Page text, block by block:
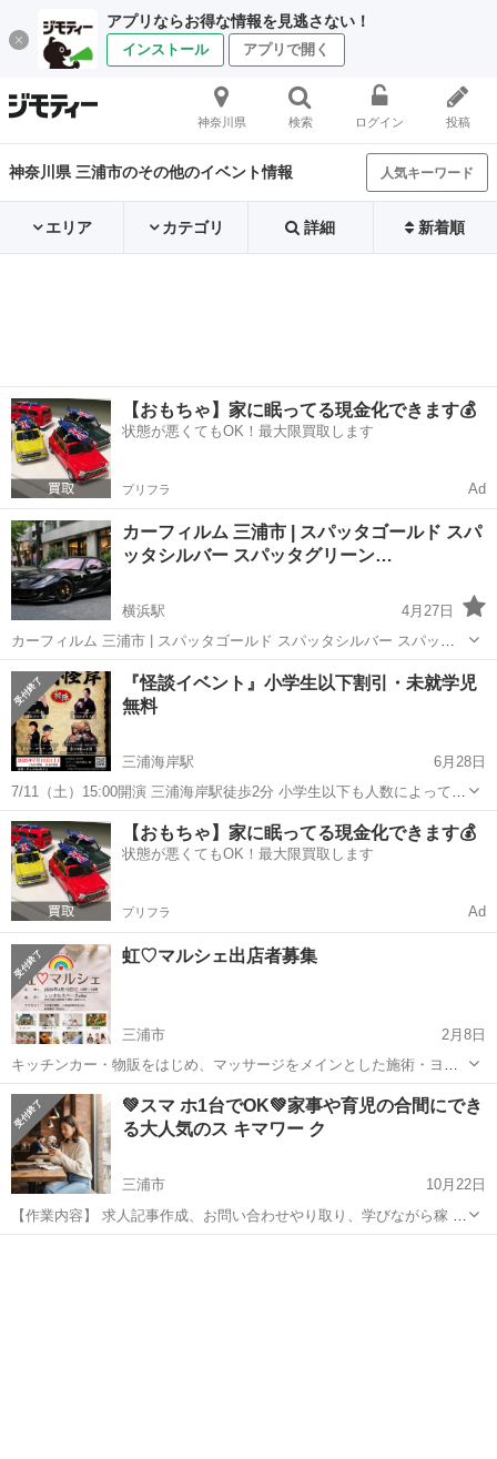
アプリならお得な情報を見逃さない！
インストール アプリで開く
神奈川県 検索 ログイン 投稿
神奈川県 三浦市のその他のイベント情報 人気キーワード
エリア カテゴリ 詳細 新着順
【おもちゃ】家に眠ってる現金化できます💰
状態が悪くてもOK！最大限買取します
プリフラ Ad
カーフィルム 三浦市 | スパッタゴールド スパ
ッタシルバー スパッタグリーン…
横浜駅
4月27日
カーフィルム 三浦市 | スパッタゴールド スパッタシルバー スパッタ
グリーン ゴーストオーロラフィルム シルフィード ウインコス スモー
クフィルム 車フィルム 安い 🚗【カーフィルム探してる方へ】車種入
力だけで一発検...
神奈川 三浦市 横浜駅 その他
『怪談イベント』小学生以下割引・未就学児
無料
三浦海岸駅
6月28日
7/11（土）15:00開演 三浦海岸駅徒歩2分 小学生以下も人数によっては
無料になりますので、お気軽にお問い合わせください。 ※未就学児は
保護者1名につき1名まで入場無料。 ​─────── 怪談イベント...
神奈川 三浦市 三浦海岸駅 その他 怪談
【おもちゃ】家に眠ってる現金化できます💰
状態が悪くてもOK！最大限買取します
プリフラ Ad
虹♡マルシェ出店者募集
三浦市
2月8日
キッチンカー・物販をはじめ、マッサージをメインとした施術・ヨガ
などのレッスン・ステージ演出やワークショップなどの出店者を募集
いたします。 マッサージ・耳ツボ・足つぼ・整体などの施術をされる
出店者様を特に探しております！ ...
神奈川 三浦市 マルシェ
💚スマ ホ1台でOK💚家事や育児の合間にでき
る大人気のス キマワー ク
三浦市
10月22日
【作業内容】 求人記事作成、お問い合わせやり取り、学びながら稼 い
でいただきます。 【活動時間】 ご自身の出来る時間帯で大丈夫です。